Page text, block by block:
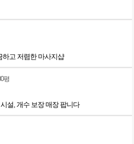
고 저렴한 마사지샵
평
설, 개수 보장 매장 팝니다